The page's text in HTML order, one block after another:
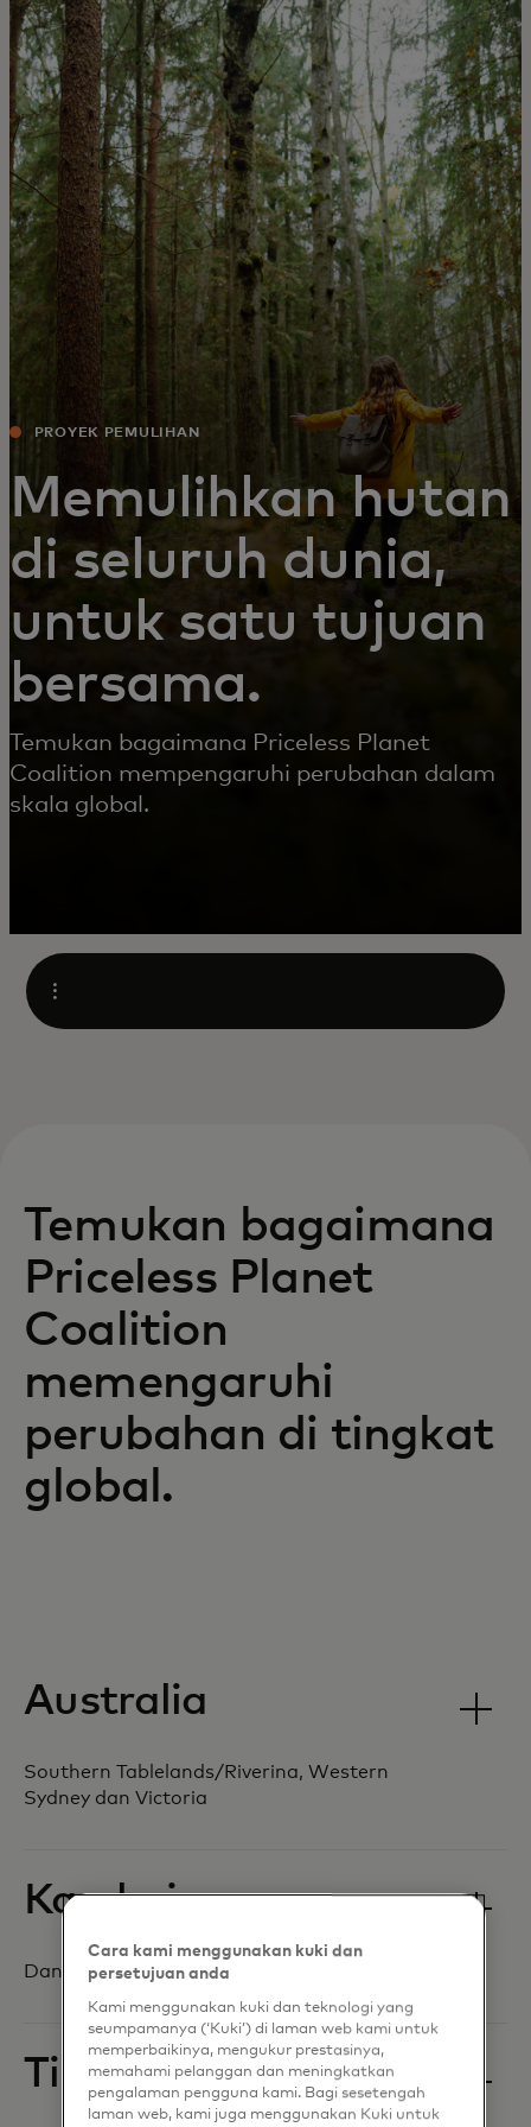
Untuk Anda
Untuk bisnis
Untuk dunia
Untuk inovator
Berita dan tren
PROYEK PEMULIHAN
Memulihkan hutan
di seluruh dunia,
untuk satu tujuan
bersama.
Temukan bagaimana Priceless Planet
Coalition mempengaruhi perubahan dalam
skala global.
Open
Temukan bagaimana
Priceless Planet
Coalition
memengaruhi
perubahan di tingkat
global.
Australia
Southern Tablelands/Riverina, Western
Sydney dan Victoria
Kamboja
Danau Tonle Sap
Tiongkok
Cara kami menggunakan kuki dan
persetujuan anda
Kami menggunakan kuki dan teknologi yang
seumpamanya (‘Kuki’) di laman web kami untuk
memperbaikinya, mengukur prestasinya,
memahami pelanggan dan meningkatkan
pengalaman pengguna kami. Bagi sesetengah
laman web, kami juga menggunakan Kuki untuk